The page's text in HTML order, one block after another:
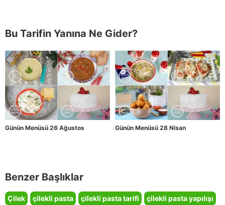
Bu Tarifin Yanına Ne Gider?
Günün Menüsü 26 Ağustos Günün Menüsü 28 Nisan
Benzer Başlıklar
Çilek çilekli pasta çilekli pasta tarifi
çilekli pasta yapılışı